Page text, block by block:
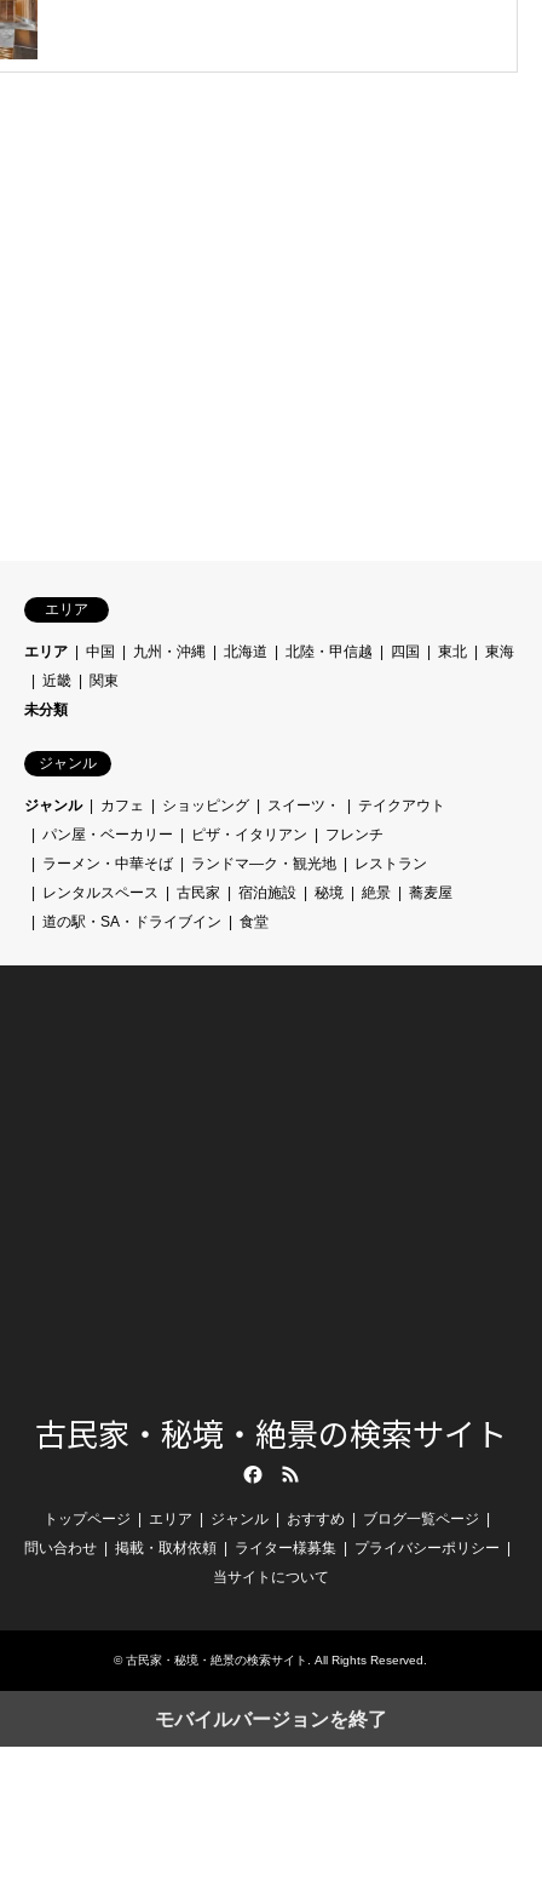
エリア
エリア 中国 九州・沖縄 北海道 北陸・甲信越 四国 東北
東海
近畿
関東
未分類
ジャンル
ジャンル カフェ ショッピング スイーツ・
テイクアウト
パン屋・ベーカリー
ピザ・イタリアン
フレンチ
ラーメン・中華そば
ランドマ―ク・観光地
レストラン
レンタルスペース
古民家 宿泊施設 秘境 絶景
蕎麦屋
道の駅・SA・ドライブイン
食堂
古民家・秘境・絶景の検索サイト
トップページ エリア ジャンル おすすめ
ブログ一覧ページ
問い合わせ
掲載・取材依頼 ライター様募集
プライバシーポリシー
当サイトについて
©古民家・秘境・絶景の検索サイト. All Rights Reserved.
モバイルバージョンを終了